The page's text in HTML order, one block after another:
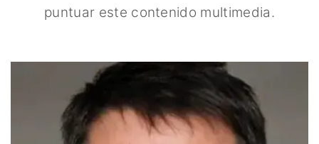
puntuar este contenido multimedia.